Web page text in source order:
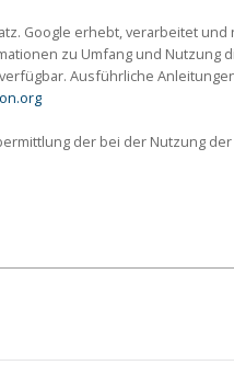
Google erhebt, verarbeitet
zu Umfang und Nutzung
verfügbar. Ausführliche
der bei der Nutzung